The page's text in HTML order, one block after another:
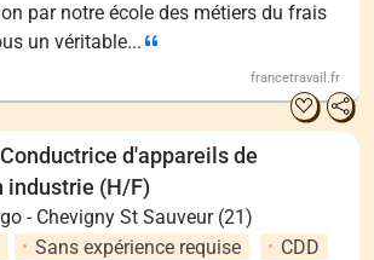
par notre école des métiers du frais
un véritable...
francetravail.fr
d'appareils de
industrie (H/F)
- Chevigny St Sauveur (21)
Sans expérience requise
CDD